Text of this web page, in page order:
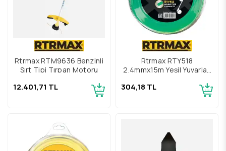
Rtrmax RTM9636 Benzinli
Sırt Tipi Tırpan Motoru
12.401,71 TL
Rtrmax RTY518
2.4mmx15m Yeşil Yuvarlak
304,18 TL